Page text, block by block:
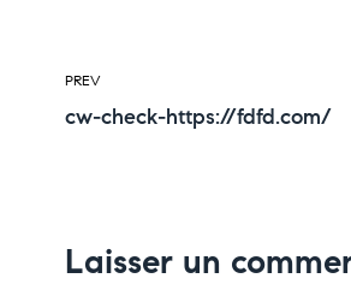
PREV
cw-check-https://fdfd.com/
Laisser un